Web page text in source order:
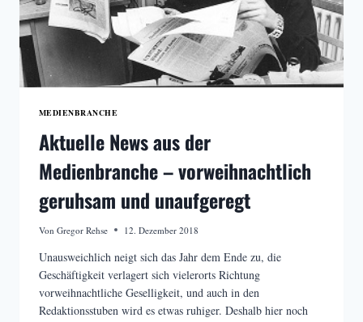
MEDIENBRANCHE
Aktuelle News aus der
Medienbranche – vorweihnachtlich
geruhsam und unaufgeregt
Von Gregor Rehse 12. Dezember 2018
Unausweichlich neigt sich das Jahr dem Ende zu, die
Geschäftigkeit verlagert sich vielerorts Richtung
vorweihnachtliche Geselligkeit, und auch in den
Redaktionsstuben wird es etwas ruhiger. Deshalb hier noch